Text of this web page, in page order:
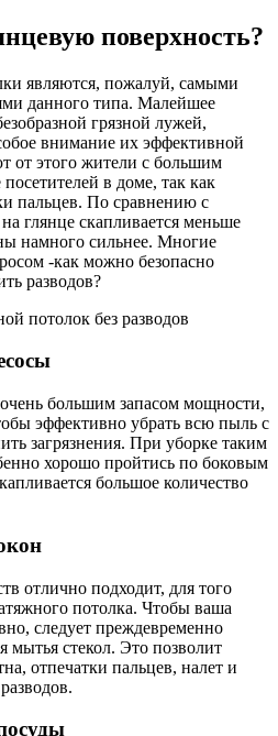
поверхность?
являются, пожалуй, самыми
данного типа. Малейшее
грязной лужей,
внимание их эффективной
от этого жители с большим
в доме, так как
пальцев. По сравнению с
глянце скапливается меньше
намного сильнее. Многие
-как можно безопасно
разводов?
большим запасом мощности,
эффективно убрать всю пыль с
загрязнения. При уборке таким
хорошо пройтись по боковым
большое количество
отлично подходит, для того
потолка. Чтобы ваша
следует преждевременно
мытья стекол. Это позволит
отпечатки пальцев, налет и